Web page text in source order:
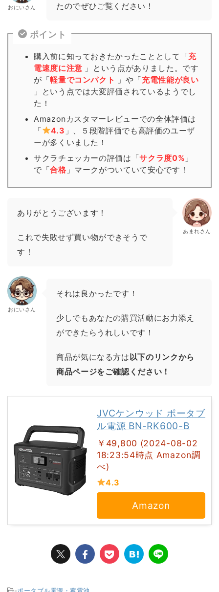
おにいさん
たのでぜひご覧ください！
ポイント
購入前に知っておきたかったこととして「充
電速度に注意 」という点がありました。です
が「軽量でコンパクト 」や「充電性能が良い
」という点では大変評価されているようでし
た！
Amazonカスタマーレビューでの全体評価は
「
4.3 」、５段階評価でも高評価のユーザ
ーが多くいました！
サクラチェッカーの評価は「サクラ度0% 」
で「合格 」 マーク がついていて安心です！
ありがとうございます！
これで失敗せず買い物ができそうで
す！
あまれさん
おにいさん
それは良かったです！
少しでもあなたの購買活動にお力添え
ができたらうれしいです！
商品が気になる方は以下のリンクから
商品ページをご確認ください！
JVCケンウッド ポータブ
ル電源 BN-RK600-B
￥49,800 (2024-08-02
18:23:54時点 Amazon調
べ)
4.3
Amazon
-ポータブル電源・蓄電池